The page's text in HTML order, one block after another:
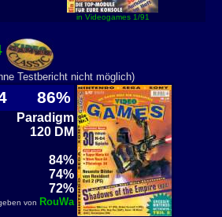
in Videogames 1/91
Testbericht nicht möglich)
86%
Paradigm
120 DM
84%
74%
72%
von RouWa